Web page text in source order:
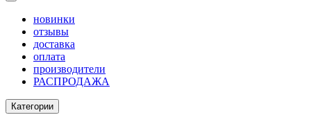
новинки
отзывы
доставка
оплата
производители
РАСПРОДАЖА
Категории